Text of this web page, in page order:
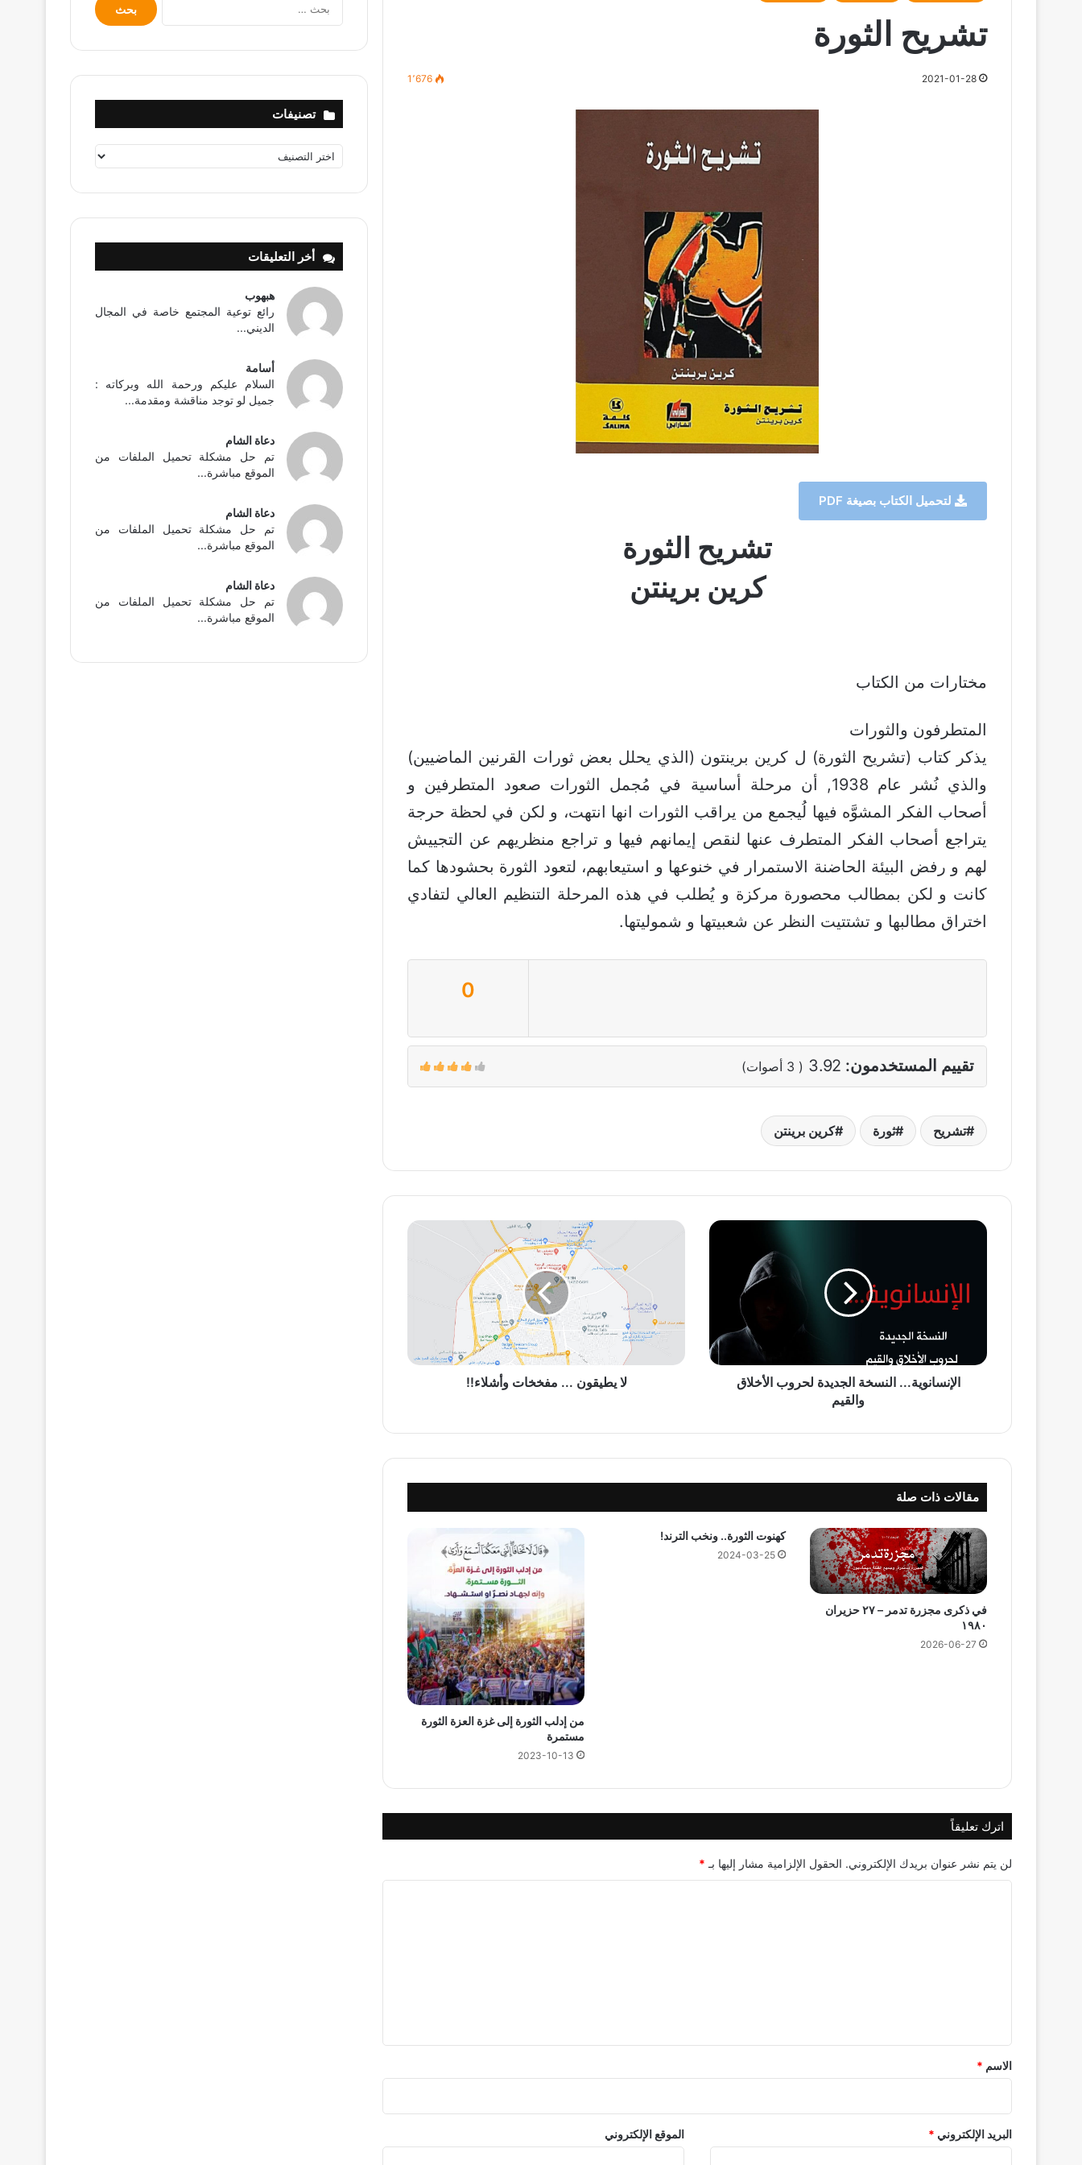
تشريح الثورة
2021-01-28 1٬676
لتحميل الكتاب بصيغة PDF
تشريح الثورة
كرين برينتن
مختارات من الكتاب
المتطرفون والثورات
يذكر كتاب (تشريح الثورة) ل كرين برينتون (الذي يحلل بعض ثورات القرنين الماضيين)
والذي نُشر عام 1938, أن مرحلة أساسية في مُجمل الثورات صعود المتطرفين و
أصحاب الفكر المشوَّه فيها لُيجمع من يراقب الثورات انها انتهت، و لكن في لحظة حرجة
يتراجع أصحاب الفكر المتطرف عنها لنقص إيمانهم فيها و تراجع منظريهم عن التجييش
لهم و رفض البيئة الحاضنة الاستمرار في خنوعها و استيعابهم، لتعود الثورة بحشودها كما
كانت و لكن بمطالب محصورة مركزة و يُطلب في هذه المرحلة التنظيم العالي لتفادي
اختراق مطالبها و تشتتيت النظر عن شعبيتها و شموليتها.
0
تقييم المستخدمون: 3.92
(
3 أصوات)
تشريح ثورة كرين برينتن
الإنسانوية...
الإنسانوية... النسخة الجديدة لحروب الأخلاق
والقيم
لا
لا يطيقون ... مفخخات وأشلاء!!
مقالات ذات صلة
في ذكرى مجزرة تدمر – ٢٧ حزيران
١٩٨٠
2026-06-27
كهنوت الثورة.. ونخب الترند!
2024-03-25
من إدلب الثورة إلى غزة العزة الثورة
مستمرة
2023-10-13
اترك تعليقاً
لن يتم نشر عنوان بريدك الإلكتروني. الحقول الإلزامية مشار إليها بـ *
*
الاسم *
البريد الإلكتروني * الموقع الإلكتروني
عن:
تصنيفات
تصنيفات
أخر التعليقات
هبهوب
رائع توعية المجتمع خاصة في المجال
الديني...
أسامة
السلام عليكم ورحمة الله وبركاته :
جميل لو توجد مناقشة ومقدمة...
دعاة الشام
تم حل مشكلة تحميل الملفات من
الموقع مباشرة...
دعاة الشام
تم حل مشكلة تحميل الملفات من
الموقع مباشرة...
دعاة الشام
تم حل مشكلة تحميل الملفات من
الموقع مباشرة...